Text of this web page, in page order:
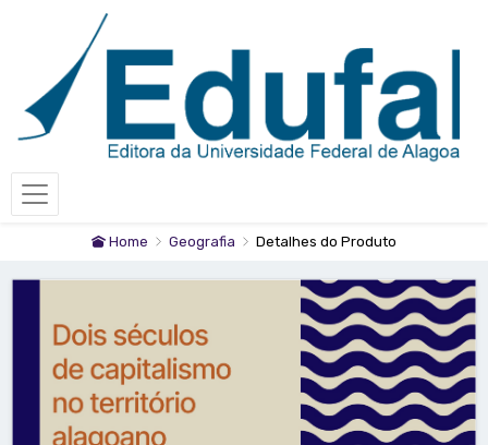
Home Geografia Detalhes do Produto